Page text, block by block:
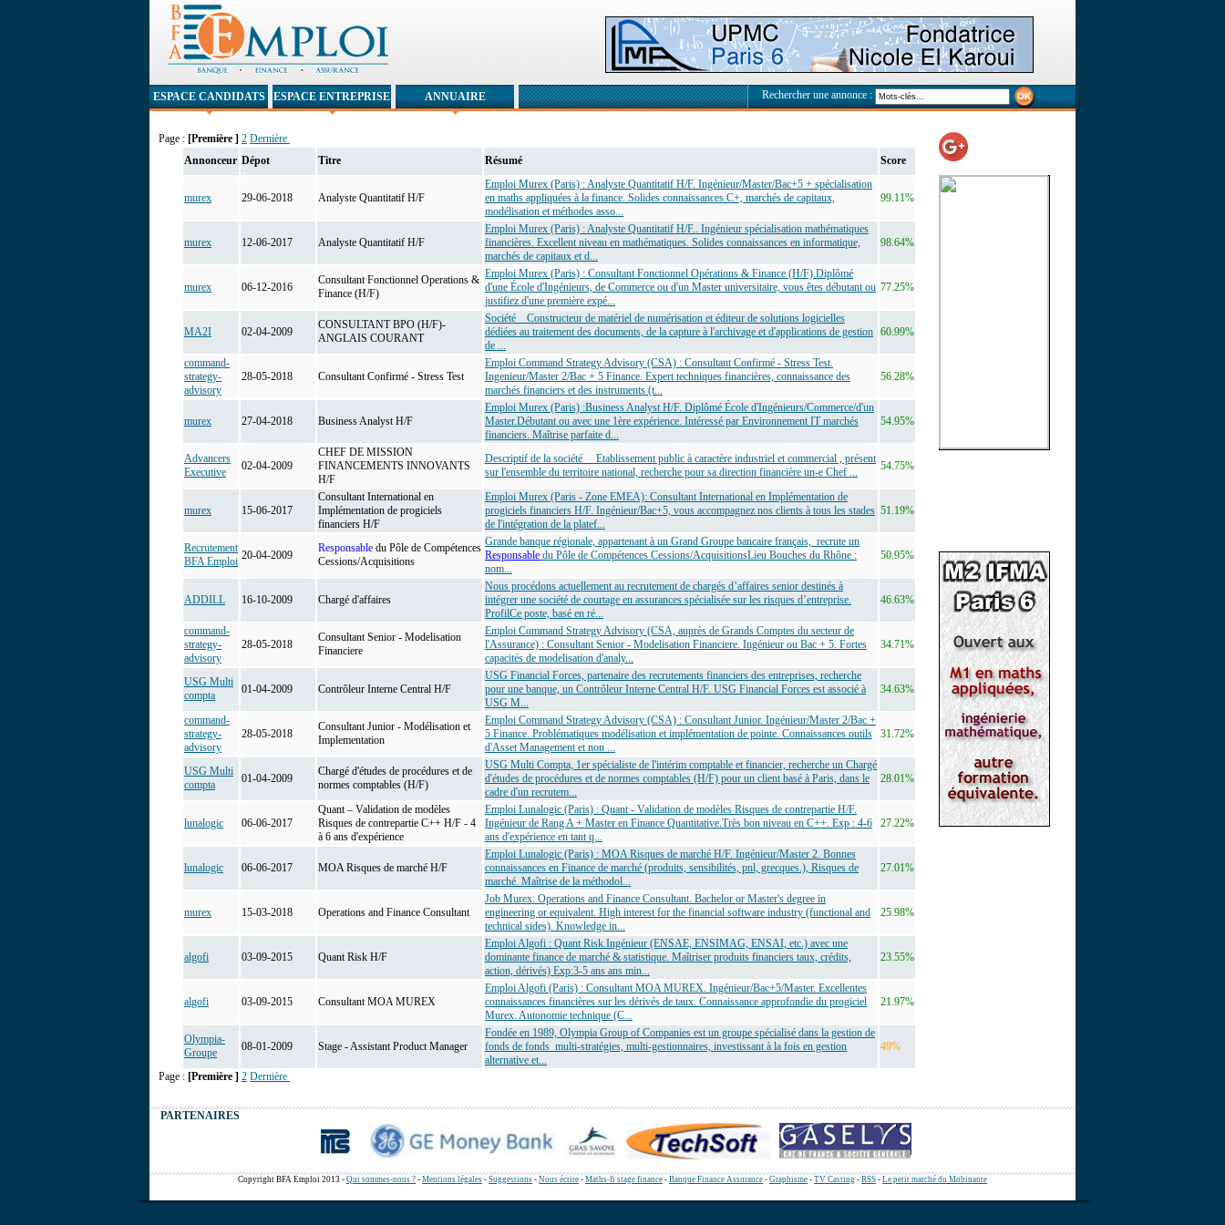
Page : [Première ] 2 Dernière
Annonceur Dépot Titre Résumé Score
murex 29-06-2018 Analyste Quantitatif H/F
Emploi Murex (Paris) : Analyste Quantitatif H/F. Ingénieur/Master/Bac+5 + spécialisation
en maths appliquées à la finance. Solides connaissances C+, marchés de capitaux,
modélisation et méthodes asso...
99.11%
murex 12-06-2017 Analyste Quantitatif H/F
Emploi Murex (Paris) : Analyste Quantitatif H/F.. Ingénieur spécialisation mathématiques
financières. Excellent niveau en mathématiques. Solides connaissances en informatique,
marchés de capitaux et d...
98.64%
murex 06-12-2016
Consultant Fonctionnel Operations &
Finance (H/F)
Emploi Murex (Paris) : Consultant Fonctionnel Opérations & Finance (H/F).Diplômé
d'une École d'Ingénieurs, de Commerce ou d'un Master universitaire, vous êtes débutant ou
justifiez d'une première expé...
77.25%
MA2I 02-04-2009
CONSULTANT BPO (H/F)-
ANGLAIS COURANT
Société Constructeur de matériel de numérisation et éditeur de solutions logicielles
dédiées au traitement des documents, de la capture à l'archivage et d'applications de gestion
de ...
60.99%
command-
strategy-
advisory
28-05-2018 Consultant Confirmé - Stress Test
Emploi Command Strategy Advisory (CSA) : Consultant Confirmé - Stress Test.
Ingenieur/Master 2/Bac + 5 Finance. Expert techniques financières, connaissance des
marchés financiers et des instruments (t...
56.28%
murex 27-04-2018 Business Analyst H/F
Emploi Murex (Paris) :Business Analyst H/F. Diplômé École d'Ingénieurs/Commerce/d'un
Master.Débutant ou avec une 1ère expérience. Intéressé par Environnement IT marchés
financiers. Maîtrise parfaite d...
54.95%
Advancers
Executive
02-04-2009
CHEF DE MISSION
FINANCEMENTS INNOVANTS
H/F
Descriptif de la société Etablissement public à caractère industriel et commercial , présent
sur l'ensemble du territoire national, recherche pour sa direction financière un-e Chef ...
54.75%
murex 15-06-2017
Consultant International en
Implémentation de progiciels
financiers H/F
Emploi Murex (Paris - Zone EMEA): Consultant International en Implémentation de
progiciels financiers H/F. Ingénieur/Bac+5, vous accompagnez nos clients à tous les stades
de l'intégration de la platef...
51.19%
Recrutement
BFA Emploi 20-04-2009
Responsable du Pôle de Compétences
Cessions/Acquisitions
Grande banque régionale, appartenant à un Grand Groupe bancaire français, recrute un
Responsable du Pôle de Compétences Cessions/AcquisitionsLieu Bouches du Rhône :
nom...
50.95%
ADDILL 16-10-2009 Chargé d'affaires
Nous procédons actuellement au recrutement de chargés d’affaires senior destinés à
intégrer une société de courtage en assurances spécialisée sur les risques d’entreprise.
ProfilCe poste, basé en ré...
46.63%
command-
strategy-
advisory
28-05-2018
Consultant Senior - Modelisation
Financiere
Emploi Command Strategy Advisory (CSA, auprès de Grands Comptes du secteur de
l'Assurance) : Consultant Senior - Modelisation Financiere. Ingénieur ou Bac + 5. Fortes
capacités de modelisation d'analy...
34.71%
USG Multi
compta
01-04-2009 Contrôleur Interne Central H/F
USG Financial Forces, partenaire des recrutements financiers des entreprises, recherche
pour une banque, un Contrôleur Interne Central H/F. USG Financial Forces est associé à
USG M...
34.63%
command-
strategy-
advisory
28-05-2018
Consultant Junior - Modélisation et
Implementation
Emploi Command Strategy Advisory (CSA) : Consultant Junior. Ingénieur/Master 2/Bac +
5 Finance. Problématiques modélisation et implémentation de pointe. Connaissances outils
d'Asset Management et non ...
31.72%
USG Multi
compta
01-04-2009
Chargé d'études de procédures et de
normes comptables (H/F)
USG Multi Compta, 1er spécialiste de l'intérim comptable et financier, recherche un Chargé
d'études de procédures et de normes comptables (H/F) pour un client basé à Paris, dans le
cadre d'un recrutem...
28.01%
lunalogic 06-06-2017
Quant – Validation de modèles
Risques de contrepartie C++ H/F - 4
à 6 ans d'expérience
Emploi Lunalogic (Paris) : Quant - Validation de modèles Risques de contrepartie H/F.
Ingénieur de Rang A + Master en Finance Quantitative.Très bon niveau en C++. Exp : 4-6
ans d'expérience en tant q...
27.22%
lunalogic 06-06-2017 MOA Risques de marché H/F
Emploi Lunalogic (Paris) : MOA Risques de marché H/F. Ingénieur/Master 2. Bonnes
connaissances en Finance de marché (produits, sensibilités, pnl, grecques.), Risques de
marché. Maîtrise de la méthodol...
27.01%
murex 15-03-2018 Operations and Finance Consultant
Job Murex: Operations and Finance Consultant. Bachelor or Master's degree in
engineering or equivalent. High interest for the financial software industry (functional and
technical sides). Knowledge in...
25.98%
algofi 03-09-2015 Quant Risk H/F
Emploi Algofi : Quant Risk.Ingénieur (ENSAE, ENSIMAG, ENSAI, etc.) avec une
dominante finance de marché & statistique. Maîtriser produits financiers taux, crédits,
action, dérivés) Exp:3-5 ans ans min...
23.55%
algofi 03-09-2015 Consultant MOA MUREX
Emploi Algofi (Paris) : Consultant MOA MUREX. Ingénieur/Bac+5/Master. Excellentes
connaissances financières sur les dérivés de taux. Connaissance approfondie du progiciel
Murex. Autonomie technique (C...
21.97%
Olympia-
Groupe
08-01-2009 Stage - Assistant Product Manager
Fondée en 1989, Olympia Group of Companies est un groupe spécialisé dans la gestion de
fonds de fonds multi-stratégies, multi-gestionnaires, investissant à la fois en gestion
alternative et...
49%
Page : [Première ] 2 Dernière
PARTENAIRES
Copyright BFA Emploi 2013 - Qui sommes-nous ? - Mentions légales - Suggestions - Nous écrire - Maths-fi stage finance - Banque Finance Assurance - Graphisme - TV Casting - RSS - Le petit marché du Mobinaute
ESPACE CANDIDATS ESPACE ENTREPRISE ANNUAIRE Rechercher une annonce :